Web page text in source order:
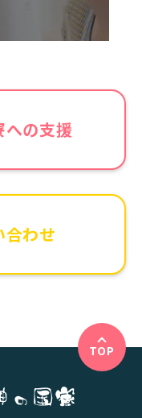
への支援
合わせ
TOP